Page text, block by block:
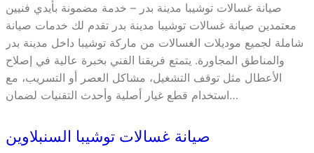
صيانة غسالات توشيبا مدينة بدر – خدمة مضمونة بأيدي فنيين
معتمدين صيانة غسالات توشيبا مدينة بدر تقدم لك خدمات صيانة
شاملة لجميع موديلات الغسالات من ماركة توشيبا داخل مدينة بدر
والمناطق المجاورة. يتمتع فريقنا الفني بخبرة عالية في إصلاح
الأعطال مثل توقف التشغيل، مشاكل العصر أو التسريب، مع
استخدام قطع غيار أصلية وأحدث التقنيات لضمان…
صيانة غسالات توشيبا السنبلاوين